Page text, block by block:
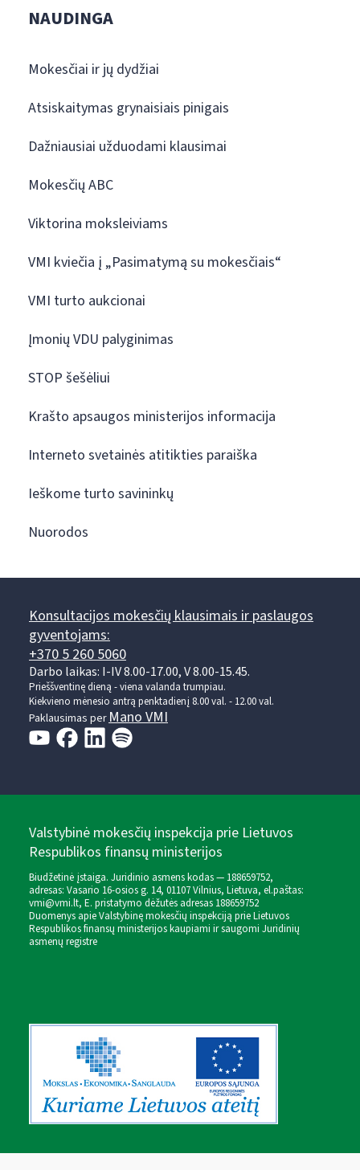
NAUDINGA
Mokesčiai ir jų dydžiai
Atsiskaitymas grynaisiais pinigais
Dažniausiai užduodami klausimai
Mokesčių ABC
Viktorina moksleiviams
VMI kviečia į „Pasimatymą su mokesčiais“
VMI turto aukcionai
Įmonių VDU palyginimas
STOP šešėliui
Krašto apsaugos ministerijos informacija
Interneto svetainės atitikties paraiška
Ieškome turto savininkų
Nuorodos
Konsultacijos mokesčių klausimais ir paslaugos
gyventojams:
+370 5 260 5060
Darbo laikas: I-IV 8.00-17.00, V 8.00-15.45.
Prieššventinę dieną - viena valanda trumpiau.
Kiekvieno mėnesio antrą penktadienį 8.00 val. - 12.00 val.
Paklausimas perMano VMI
Valstybinė mokesčių inspekcija prie Lietuvos
Respublikos finansų ministerijos
Biudžetinė įstaiga. Juridinio asmens kodas — 188659752,
adresas: Vasario 16-osios g. 14, 01107 Vilnius, Lietuva, el.paštas:
vmi@vmi.lt, E. pristatymo dėžutės adresas 188659752
Duomenys apie Valstybinę mokesčių inspekciją prie Lietuvos
Respublikos finansų ministerijos kaupiami ir saugomi Juridinių
asmenų registre